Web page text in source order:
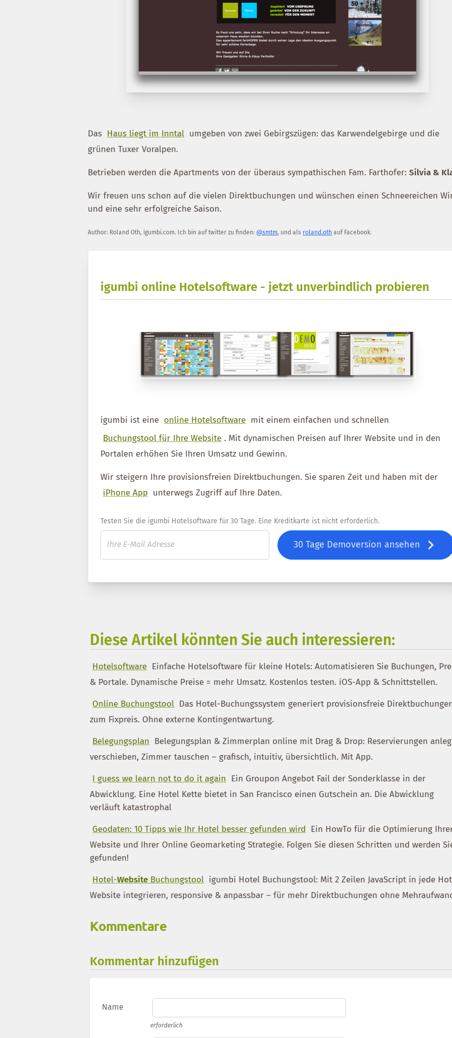
Das Haus liegt im Inntal umgeben von zwei Gebirgszügen: das Karwendelgebirge und die
grünen Tuxer Voralpen.
Betrieben werden die Apartments von der überaus sympathischen Fam. Farthofer:Silvia &
Wir freuen uns schon auf die vielen Direktbuchungen und wünschen einen Schneereichen
und eine sehr erfolgreiche Saison.
Author: Roland Oth, igumbi.com. Ich bin auf twitter zu finden: @smtm, und als roland.oth auf Facebook.
igumbi online Hotelsoftware - jetzt unverbindlich probieren
igumbi ist eine online Hotelsoftware mit einem einfachen und schnellen
Buchungstool für Ihre Website . Mit dynamischen Preisen auf Ihrer Website und in den
Portalen erhöhen Sie Ihren Umsatz und Gewinn.
Wir steigern Ihre provisionsfreien Direktbuchungen. Sie sparen Zeit und haben mit der
iPhone App unterwegs Zugriff auf Ihre Daten.
Testen Sie die igumbi Hotelsoftware für 30 Tage. Eine Kreditkarte ist nicht erforderlich.
30 Tage Demoversion ansehen
Diese Artikel könnten Sie auch interessieren:
Hotelsoftware Einfache Hotelsoftware für kleine Hotels: Automatisieren Sie Buchungen,
& Portale. Dynamische Preise = mehr Umsatz. Kostenlos testen. iOS-App & Schnittstellen.
Online Buchungstool Das Hotel-Buchungssystem generiert provisionsfreie
zum Fixpreis. Ohne externe Kontingentwartung.
Belegungsplan Belegungsplan & Zimmerplan online mit Drag & Drop: Reservierungen
verschieben, Zimmer tauschen – grafisch, intuitiv, übersichtlich. Mit App.
I guess we learn not to do it again Ein Groupon Angebot Fail der Sonderklasse in der
Abwicklung. Eine Hotel Kette bietet in San Francisco einen Gutschein an. Die Abwicklung
verläuft katastrophal
Geodaten: 10 Tipps wie Ihr Hotel besser gefunden wird Ein HowTo für die Optimierung
Website und Ihrer Online Geomarketing Strategie. Folgen Sie diesen Schritten und werden
gefunden!
Hotel-Website Buchungstool igumbi Hotel Buchungstool: Mit 2 Zeilen JavaScript in jede
Website integrieren, responsive & anpassbar – für mehr Direktbuchungen ohne
Kommentare
Kommentar hinzufügen
Name
erforderlich